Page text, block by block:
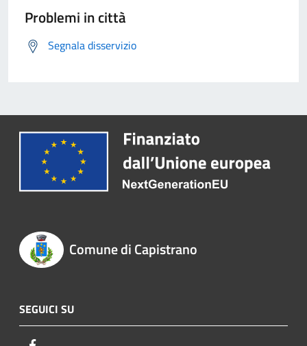
Problemi in città
Segnala disservizio
Comune di Capistrano
SEGUICI SU